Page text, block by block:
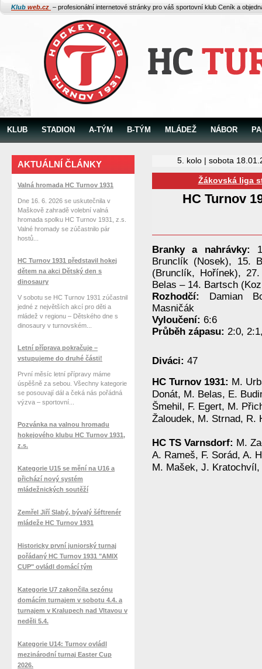
Klub web.cz – profesionální internetové stránky pro váš sportovní klub Ceník a
KLUB STADION A-TÝM B-TÝM MLÁDEŽ NÁBOR
5. kolo | sobota
Žákovská liga
HC Turnov
Branky a nahrávky:
Brunclík (Nosek), 15.
(Brunclík, Hořínek),
Belas – 14. Bartsch
Rozhodčí:
Damian
Masničák
Vyloučení: 6:6
Průběh zápasu: 2:0,
Diváci: 47
HC Turnov 1931: M.
Donát, M. Belas, E.
Šmehil, F. Egert, M.
Žaloudek, M. Strnad, R.
HC TS Varnsdorf: M.
A. Rameš, F. Sorád, A.
M. Mašek, J.
AKTUÁLNÍ ČLÁNKY
Valná hromada HC Turnov 1931
Dne 16. 6. 2026 se uskutečnila v
Maškově zahradě volební valná
hromada spolku HC Turnov 1931, z.s.
Valné hromady se zúčastnilo pár
hostů...
HC Turnov 1931 představil hokej
dětem na akci Dětský den s
dinosaury
V sobotu se HC Turnov 1931 zúčastnil
jedné z největších akcí pro děti a
mládež v regionu – Dětského dne s
dinosaury v turnovském...
Letní příprava pokračuje –
vstupujeme do druhé části!
První měsíc letní přípravy máme
úspěšně za sebou. Všechny kategorie
se posouvají dál a čeká nás pořádná
výzva – sportovní...
Pozvánka na valnou hromadu
hokejového klubu HC Turnov 1931,
z.s.
Kategorie U15 se mění na U16 a
přichází nový systém
mládežnických soutěží
Zemřel Jiří Slabý, bývalý šéftrenér
mládeže HC Turnov 1931
Historicky první juniorský turnaj
pořádaný HC Turnov 1931 "AMIX
CUP" ovládl domácí tým
Kategorie U7 zakončila sezónu
domácím turnajem v sobotu 4.4. a
turnajem v Kralupech nad Vltavou v
neděli 5.4.
Kategorie U14: Turnov ovládl
mezinárodní turnaj Easter Cup
2026.